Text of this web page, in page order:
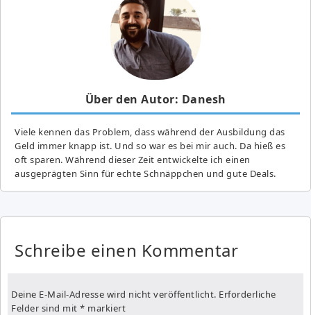
Über den Autor: Danesh
Viele kennen das Problem, dass während der Ausbildung das
Geld immer knapp ist. Und so war es bei mir auch. Da hieß es
oft sparen. Während dieser Zeit entwickelte ich einen
ausgeprägten Sinn für echte Schnäppchen und gute Deals.
Schreibe einen Kommentar
Deine E-Mail-Adresse wird nicht veröffentlicht. Erforderliche
Felder sind mit * markiert